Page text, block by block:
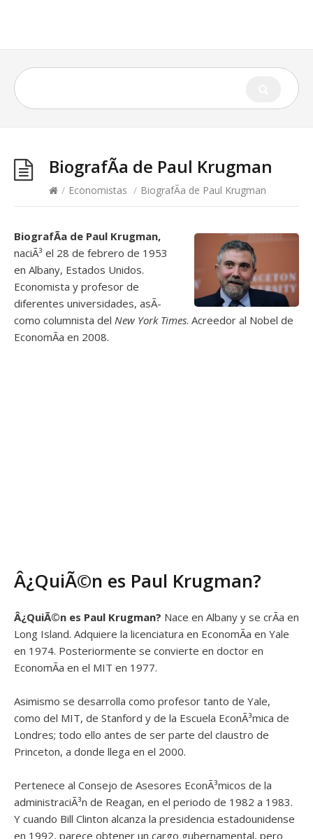
BiografÃ­a de Paul Krugman
/ Economistas / BiografÃ­a de Paul Krugman
BiografÃ­a de Paul Krugman,
naciÃ³ el 28 de febrero de 1953
en Albany, Estados Unidos.
Economista y profesor de
diferentes universidades, asÃ­
como columnista del New York Times. Acreedor al Nobel de
EconomÃ­a en 2008.
Â¿QuiÃ©n es Paul Krugman?
Â¿QuiÃ©n es Paul Krugman? Nace en Albany y se crÃ­a en
Long Island. Adquiere la licenciatura en EconomÃ­a en Yale
en 1974. Posteriormente se convierte en doctor en
EconomÃ­a en el MIT en 1977.
Asimismo se desarrolla como profesor tanto de Yale,
como del MIT, de Stanford y de la Escuela EconÃ³mica de
Londres; todo ello antes de ser parte del claustro de
Princeton, a donde llega en el 2000.
Pertenece al Consejo de Asesores EconÃ³micos de la
administraciÃ³n de Reagan, en el periodo de 1982 a 1983.
Y cuando Bill Clinton alcanza la presidencia estadounidense
en 1992, parece obtener un cargo gubernamental, pero